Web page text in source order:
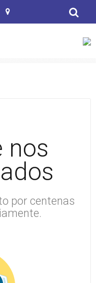
nos
por centenas